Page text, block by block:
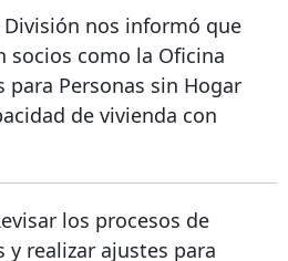
División nos informó que
socios como la Oficina
para Personas sin Hogar
de vivienda con
los procesos de
realizar ajustes para